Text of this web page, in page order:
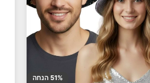
51% הנחה